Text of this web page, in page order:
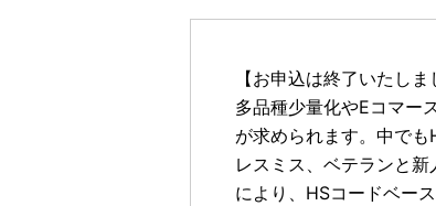
【お申込は終了いたしま
多品種少量化やEコマー
が求められます。中で
レスミス、ベテランと
により、HSコードベー